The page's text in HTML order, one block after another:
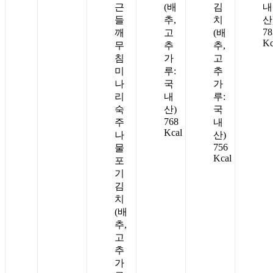
근
들
깨
무
침
미
나
리
숙
주
나
물
포
기
김
치
(배
추,
고
추
가
(배
추,
고
추
가
루:
국
내
산)
768
Kcal
김
치
(배
추,
고
추
가
루:
국
내
산)
756
Kcal
내